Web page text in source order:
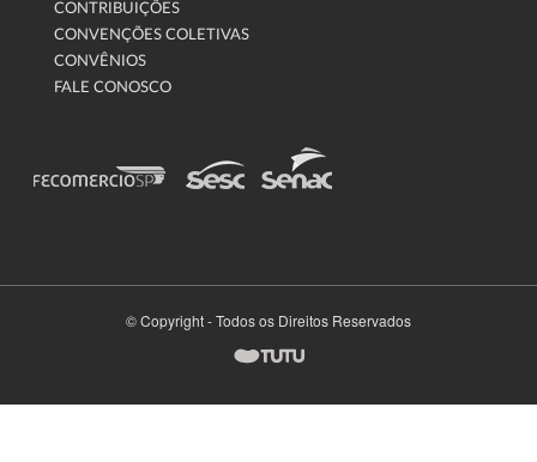
CONTRIBUIÇÕES
CONVENÇÕES COLETIVAS
CONVÊNIOS
FALE CONOSCO
© Copyright - Todos os Direitos Reservados